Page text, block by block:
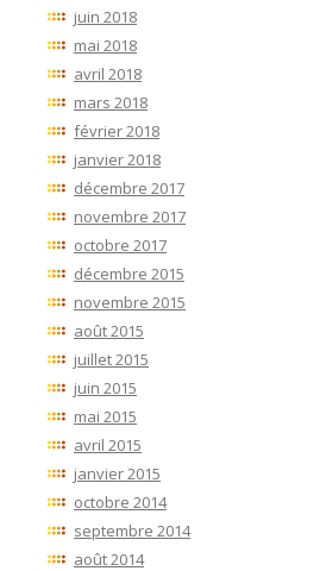
juin 2018
mai 2018
avril 2018
mars 2018
février 2018
janvier 2018
décembre 2017
novembre 2017
octobre 2017
décembre 2015
novembre 2015
août 2015
juillet 2015
juin 2015
mai 2015
avril 2015
janvier 2015
octobre 2014
septembre 2014
août 2014